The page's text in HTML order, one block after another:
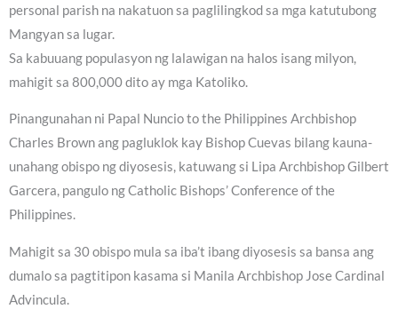
personal parish na nakatuon sa paglilingkod sa mga katutubong
Mangyan sa lugar.
Sa kabuuang populasyon ng lalawigan na halos isang milyon,
mahigit sa 800,000 dito ay mga Katoliko.
Pinangunahan ni Papal Nuncio to the Philippines Archbishop
Charles Brown ang pagluklok kay Bishop Cuevas bilang kauna-
unahang obispo ng diyosesis, katuwang si Lipa Archbishop Gilbert
Garcera, pangulo ng Catholic Bishops’ Conference of the
Philippines.
Mahigit sa 30 obispo mula sa iba’t ibang diyosesis sa bansa ang
dumalo sa pagtitipon kasama si Manila Archbishop Jose Cardinal
Advincula.